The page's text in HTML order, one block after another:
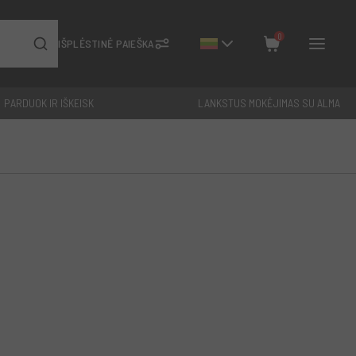
IŠPLĖSTINĖ PAIEŠKA
0
Uždaryti
PARDUOK IR IŠKEISK LANKSTUS MOKĖJIMAS SU ALMA